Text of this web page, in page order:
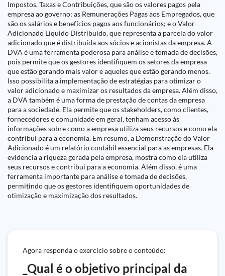
Impostos, Taxas e Contribuições, que são os valores pagos pela
empresa ao governo; as Remunerações Pagas aos Empregados, que
são os salários e benefícios pagos aos funcionários; e o Valor
Adicionado Líquido Distribuído, que representa a parcela do valor
adicionado que é distribuída aos sócios e acionistas da empresa. A
DVA é uma ferramenta poderosa para análise e tomada de decisões,
pois permite que os gestores identifiquem os setores da empresa
que estão gerando mais valor e aqueles que estão gerando menos.
Isso possibilita a implementação de estratégias para otimizar o
valor adicionado e maximizar os resultados da empresa. Além disso,
a DVA também é uma forma de prestação de contas da empresa
para a sociedade. Ela permite que os stakeholders, como clientes,
fornecedores e comunidade em geral, tenham acesso às
informações sobre como a empresa utiliza seus recursos e como ela
contribui para a economia. Em resumo, a Demonstração do Valor
Adicionado é um relatório contábil essencial para as empresas. Ela
evidencia a riqueza gerada pela empresa, mostra como ela utiliza
seus recursos e contribui para a economia. Além disso, é uma
ferramenta importante para análise e tomada de decisões,
permitindo que os gestores identifiquem oportunidades de
otimização e maximização dos resultados.
Agora responda o exercício sobre o conteúdo:
_Qual é o objetivo principal da